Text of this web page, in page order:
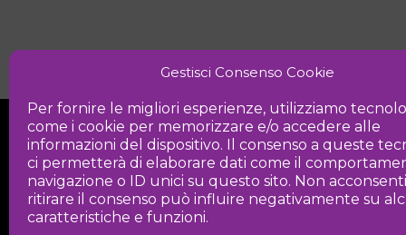
Gestisci Consenso Cookie
Per fornire le migliori esperienze, utilizziamo
come i cookie per memorizzare e/o accedere alle
informazioni del dispositivo. Il consenso a queste
ci permetterà di elaborare dati come il
navigazione o ID unici su questo sito. Non
ritirare il consenso può influire negativamente su
caratteristiche e funzioni.
Iniziativa